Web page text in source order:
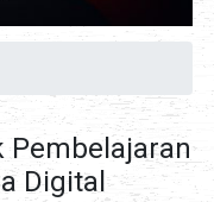
Pembelajaran
Digital